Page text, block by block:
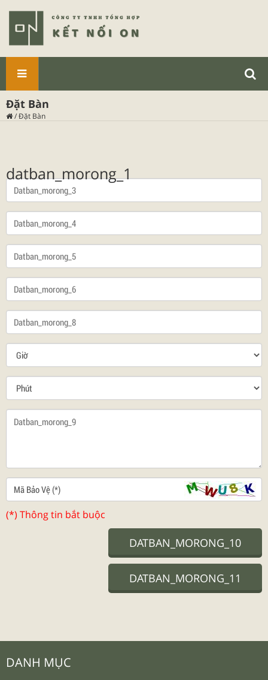
PHẨM
Đặt Bàn
/Đặt Bàn
datban_morong_1
(*) Thông tin bắt buộc
DATBAN_MORONG_10
DATBAN_MORONG_11
DANH MỤC